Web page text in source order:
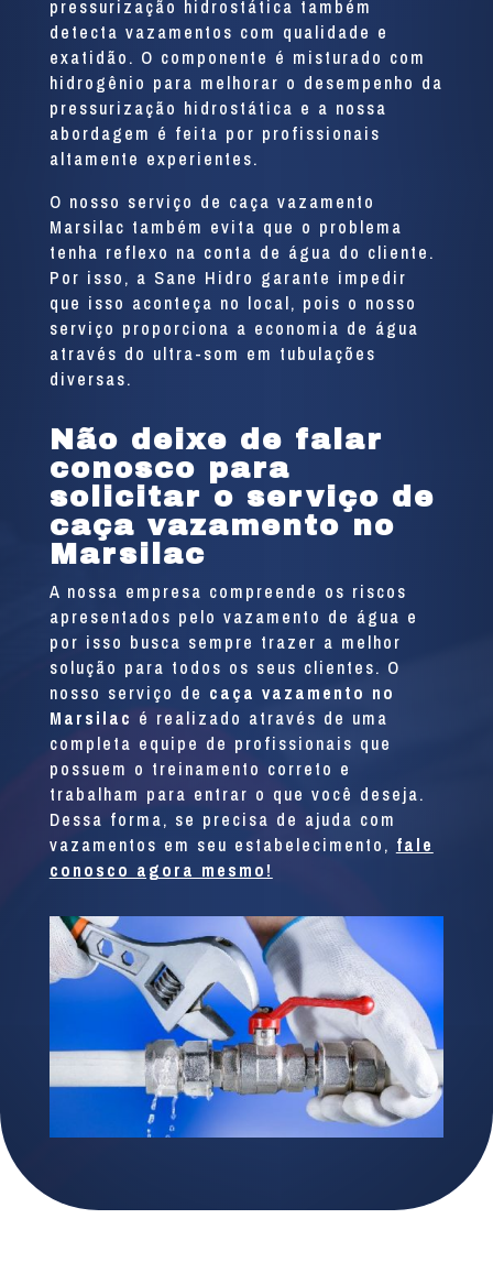
pressurização hidrostática também
detecta vazamentos com qualidade e
exatidão. O componente é misturado com
hidrogênio para melhorar o desempenho da
pressurização hidrostática e a nossa
abordagem é feita por profissionais
altamente experientes.
O nosso serviço de caça vazamento
Marsilac também evita que o problema
tenha reflexo na conta de água do cliente.
Por isso, a Sane Hidro garante impedir
que isso aconteça no local, pois o nosso
serviço proporciona a economia de água
através do ultra-som em tubulações
diversas.
Não deixe de falar
conosco para
solicitar o serviço de
caça vazamento no
Marsilac
A nossa empresa compreende os riscos
apresentados pelo vazamento de água e
por isso busca sempre trazer a melhor
solução para todos os seus clientes. O
nosso serviço de caça vazamento no
Marsilac é realizado através de uma
completa equipe de profissionais que
possuem o treinamento correto e
trabalham para entrar o que você deseja.
Dessa forma, se precisa de ajuda com
vazamentos em seu estabelecimento, fale
conosco agora mesmo!